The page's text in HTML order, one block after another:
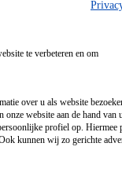
te verbeteren en om
over u als website
website aan de hand van
profiel op. Hiermee
kunnen wij zo gerichte